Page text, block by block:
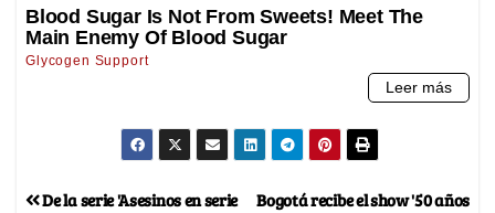
Bogotá recibe el show '50 años
De la serie 'Asesinos en serie